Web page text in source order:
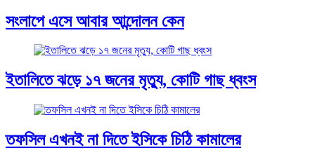
সংলাপে এসে আবার আন্দোলন কেন
ইতালিতে ঝড়ে ১৭ জনের মৃত্যু, কোটি গাছ ধ্বংস
তফসিল এখনই না দিতে ইসিকে চিঠি কামালের